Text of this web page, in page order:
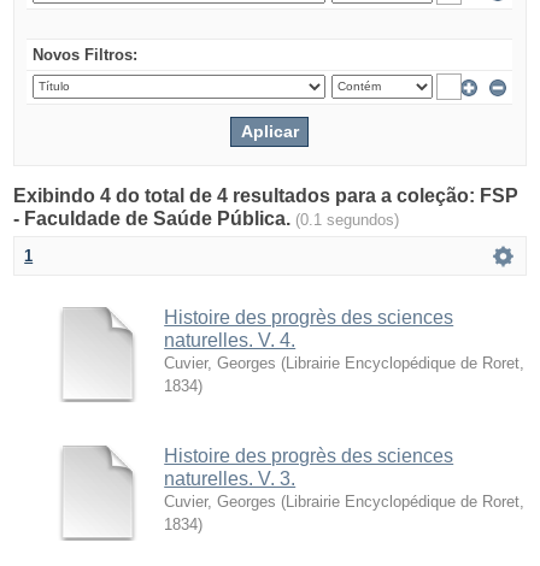
Novos Filtros:
Exibindo 4 do total de 4 resultados para a coleção: FSP
- Faculdade de Saúde Pública. (0.1 segundos)
1
Histoire des progrès des sciences
naturelles. V. 4.
Cuvier, Georges ( Librairie Encyclopédique de Roret
1834)
Histoire des progrès des sciences
naturelles. V. 3.
Cuvier, Georges ( Librairie Encyclopédique de Roret
1834)